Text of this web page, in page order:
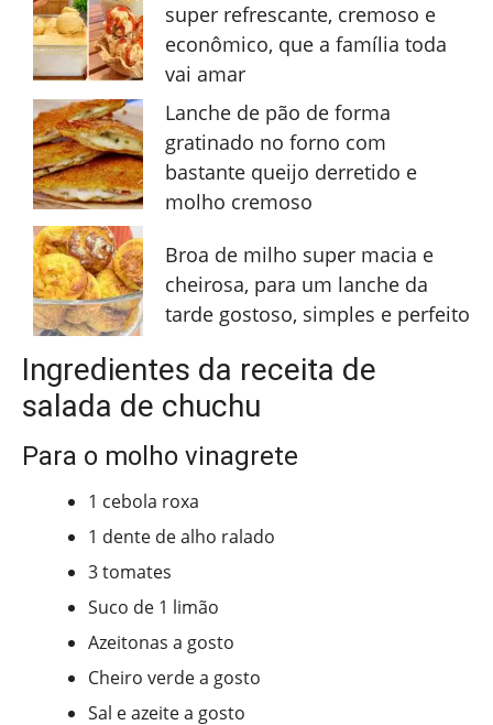
super refrescante, cremoso e
econômico, que a família toda
vai amar
Lanche de pão de forma
gratinado no forno com
bastante queijo derretido e
molho cremoso
Broa de milho super macia e
cheirosa, para um lanche da
tarde gostoso, simples e perfeito
Ingredientes da receita de
salada de chuchu
Para o molho vinagrete
1 cebola roxa
1 dente de alho ralado
3 tomates
Suco de 1 limão
Azeitonas a gosto
Cheiro verde a gosto
Sal e azeite a gosto